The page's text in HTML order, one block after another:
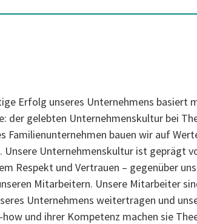
Erfolg unseres Unternehmens basiert
der gelebten Unternehmenskultur bei
Familienunternehmen bauen wir auf
Unsere Unternehmenskultur ist geprägt
Respekt und Vertrauen – gegenüber
Mitarbeitern. Unsere Mitarbeiter
Unternehmens weitertragen und
und ihrer Kompetenz machen sie